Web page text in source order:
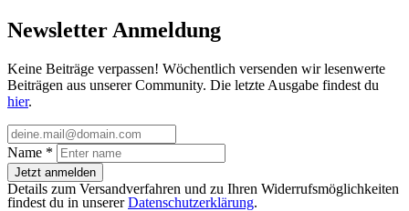
Newsletter Anmeldung
Keine Beiträge verpassen! Wöchentlich versenden wir lesenwerte
Beiträgen aus unserer Community. Die letzte Ausgabe findest du
hier.
Name *
Jetzt anmelden
Details zum Versandverfahren und zu Ihren Widerrufsmöglichkeiten
findest du in unsererDatenschutzerklärung.